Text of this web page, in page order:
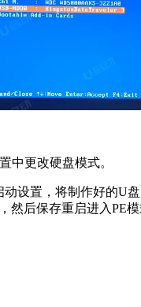
中更改硬盘模式。
动设置，将制作好的U
然后保存重启进入PE